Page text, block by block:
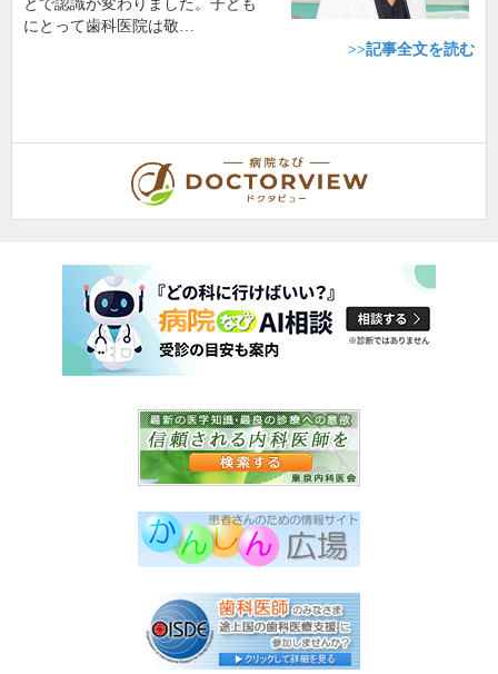
とで認識が変わりました。子ども
にとって歯科医院は敬…
>>記事全文を読む